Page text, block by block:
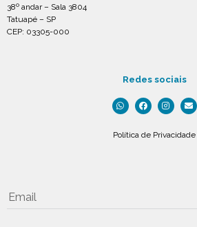
38º andar – Sala 3804
Tatuapé – SP
CEP: 03305-000
Redes sociais
Política de Privacidade
Email